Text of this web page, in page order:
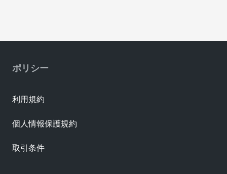
ポリシー
利用規約
個人情報保護規約
取引条件